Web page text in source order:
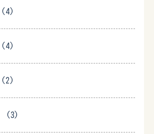
(4)
(4)
(2)
(3)